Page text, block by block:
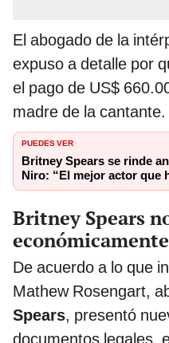
El abogado de la
expuso a detalle por
el pago de US$
madre de la cantante.
PUEDES VER
Britney Spears se rinde
Niro: “El mejor actor que
Britney Spears
De acuerdo a lo que
Mathew Rosengart,
Spears, presentó
documentos legales,